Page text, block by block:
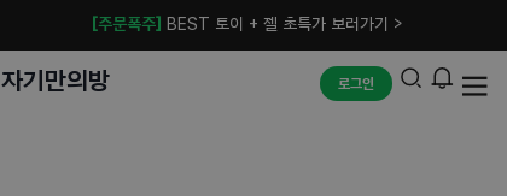
[주문폭주] BEST 토이 + 젤 초특가 보러가기 >
자기만의방 로그인